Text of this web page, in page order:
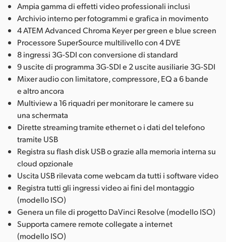
Ampia gamma di effetti video professionali inclusi
Archivio interno per fotogrammi e grafica in movimento
4 ATEM Advanced Chroma Keyer per green e blue screen
Processore SuperSource multilivello con 4 DVE
8 ingressi 3G-SDI con conversione di standard
9 uscite di programma 3G-SDI e 2 uscite ausiliarie 3G-SDI
Mixer audio con limitatore, compressore, EQ a 6 bande
e altro ancora
Multiview a 16 riquadri per monitorare le camere su
una schermata
Dirette streaming tramite ethernet o i dati del telefono
tramite USB
Registra su flash disk USB o grazie alla memoria interna su
cloud opzionale
Uscita USB rilevata come webcam da tutti i software video
Registra tutti gli ingressi video ai fini del montaggio
(modello ISO)
Genera un file di progetto DaVinci Resolve (modello ISO)
Supporta camere remote collegate a internet
(modello ISO)